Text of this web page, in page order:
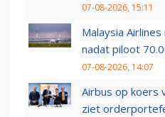
07-08-2026, 15:11
Malaysia
nadat piloot
07-08-2026, 14:07
Airbus op koers
ziet